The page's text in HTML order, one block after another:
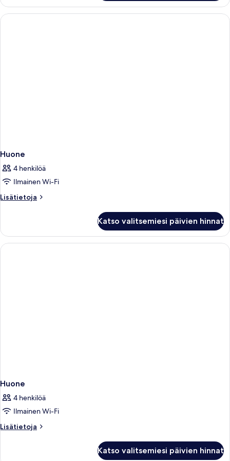
Huone
4 henkilöä
Ilmainen Wi-Fi
Lisätietoja
Lisätietoja
Katso valitsemiesi päivien hinnat
Huone
4 henkilöä
Ilmainen Wi-Fi
Lisätietoja
Lisätietoja
Katso valitsemiesi päivien hinnat